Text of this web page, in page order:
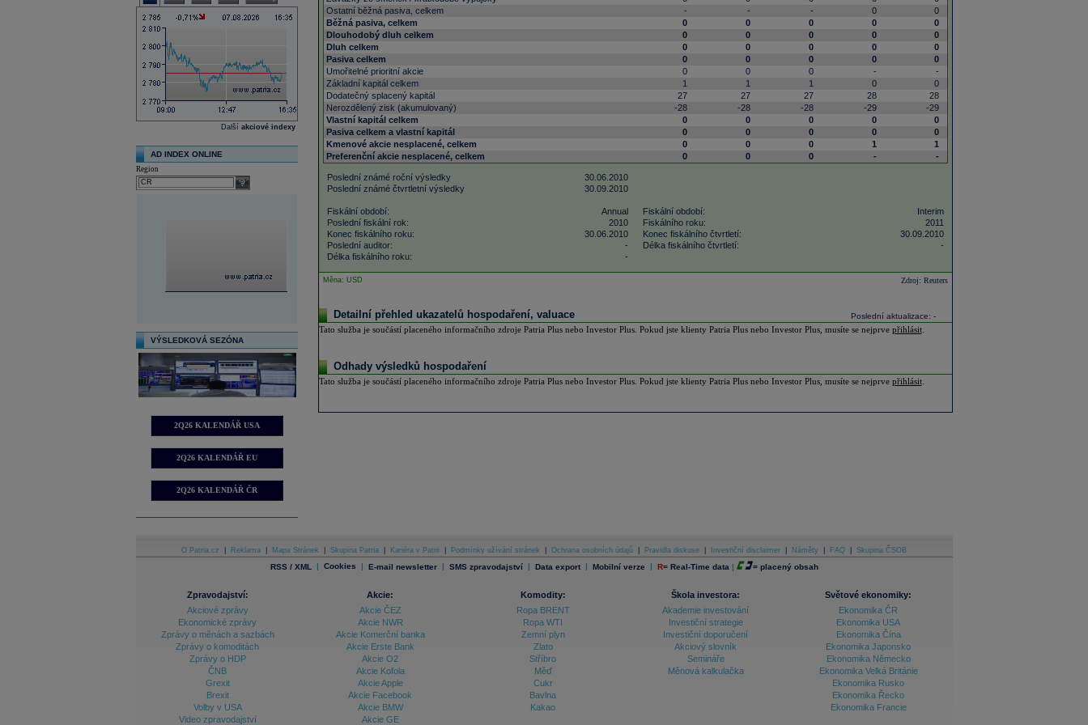
Další akciové indexy
AD INDEX ONLINE
Region
select
VÝSLEDKOVÁ SEZÓNA
2Q26 KALENDÁŘ USA
2Q26 KALENDÁŘ EU
2Q26 KALENDÁŘ ČR
Ostatní běžná pasiva, celkem
- - - 0
0
Běžná pasiva, celkem
0 0 0 0
0
Dlouhodobý dluh celkem
0 0 0 0
0
Dluh celkem
0 0 0 0
0
Pasiva celkem
0 0 0 0
0
Umořitelné prioritní akcie
0 0 0 -
-
Základní kapitál celkem
1 1 1 0
0
Dodatečný splacený kapitál
27 27 27 28
28
Nerozdělený zisk (akumulovaný)
-28 -28 -28 -29
-29
Vlastní kapitál celkem
0 0 0 0
0
Pasiva celkem a vlastní kapitál
0 0 0 0
0
Kmenové akcie nesplacené, celkem
0 0 0 1
1
Preferenční akcie nesplacené, celkem
0 0 0 - -
Poslední známé roční výsledky
30.06.2010
Poslední známé čtvrtletní výsledky
30.09.2010
Fiskální období: Annual Fiskální období:
Interim
Poslední fiskální rok:
2010 Fiskálního roku:
2011
Konec fiskálního roku:
30.06.2010 Konec fiskálního čtvrtletí:
30.09.2010
Poslední auditor:
- Délka fiskálního čtvrtletí:
-
Délka fiskálního roku:
-
Zdroj: Reuters
Měna: USD
Poslední aktualizace: -
Detailní přehled ukazatelů hospodaření, valuace
Tato služba je součástí placeného informačního zdroje Patria Plus nebo Investor Plus. Pokud jste klienty Patria Plus nebo Investor Plus, musíte se nejprve přihlásit.
Odhady výsledků hospodaření
Tato služba je součástí placeného informačního zdroje Patria Plus nebo Investor Plus. Pokud jste klienty Patria Plus nebo Investor Plus, musíte se nejprve přihlásit.
O Patria.cz Reklama Mapa Stránek Skupina Patria Kariéra v Patrii Podmínky užívání stránek Ochrana osobních údajů Pravidla diskuse Investiční disclaimer Náměty FAQ Skupina ČSOB
RSS / XML | Cookies | E-mail newsletter | SMS zpravodajství | Data export | Mobilní verze | R= Real-Time data | = placený obsah
Zpravodajství:
Akciové zprávy
Ekonomické zprávy
Zprávy o měnách a sazbách
Zprávy o komoditách
Zprávy o HDP
ČNB
Grexit
Brexit
Volby v USA
Video zpravodajství
Akcie:
Akcie ČEZ
Akcie NWR
Akcie Komerční banka
Akcie Erste Bank
Akcie O2
Akcie Kofola
Akcie Apple
Akcie Facebook
Akcie BMW
Akcie GE
Komodity:
Ropa BRENT
Ropa WTI
Zemní plyn
Zlato
Stříbro
Měď
Cukr
Bavlna
Kakao
Škola investora:
Akademie investování
Investiční strategie
Investiční doporučení
Akciový slovník
Semináře
Měnová kalkulačka
Světové ekonomiky:
Ekonomika ČR
Ekonomika USA
Ekonomika Čína
Ekonomika Japonsko
Ekonomika Německo
Ekonomika Velká Británie
Ekonomika Rusko
Ekonomika Řecko
Ekonomika Francie